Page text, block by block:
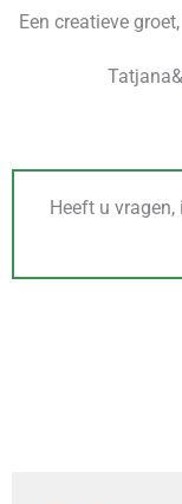
Een
Heeft u